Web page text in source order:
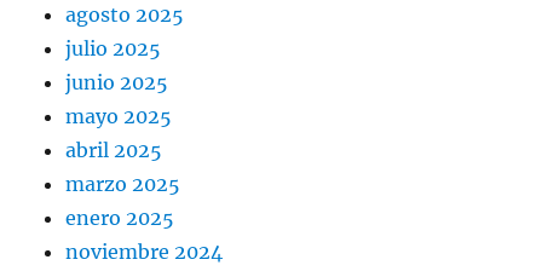
agosto 2025
julio 2025
junio 2025
mayo 2025
abril 2025
marzo 2025
enero 2025
noviembre 2024